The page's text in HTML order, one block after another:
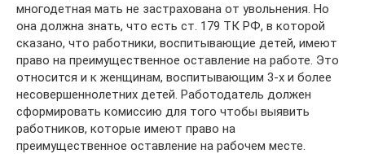
многодетная мать не застрахована от увольнения. Но
она должна знать, что есть ст. 179 ТК РФ, в которой
сказано, что работники, воспитывающие детей, имеют
право на преимущественное оставление на работе. Это
относится и к женщинам, воспитывающим 3-х и более
несовершеннолетних детей. Работодатель должен
сформировать комиссию для того чтобы выявить
работников, которые имеют право на
преимущественное оставление на рабочем месте.